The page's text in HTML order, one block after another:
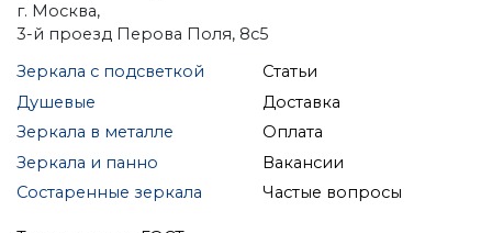
г. Москва,
3-й проезд Перова Поля, 8с5
Зеркала с подсветкой
Душевые
Зеркала в металле
Зеркала и панно
Состаренные зеркала
Статьи
Доставка
Оплата
Вакансии
Частые вопросы